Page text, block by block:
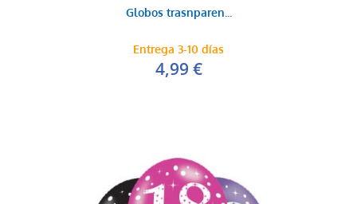
Globos trasnparen...
Entrega 3-10 días
4,99 €